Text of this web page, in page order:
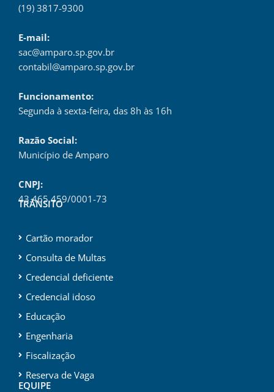
(19) 3817-9300
E-mail:
sac@amparo.sp.gov.br
contabil@amparo.sp.gov.br
Funcionamento:
Segunda à sexta-feira, das 8h às 16h
Razão Social:
Município de Amparo
CNPJ:
43.465.459/0001-73
TRÂNSITO
Cartão morador
Consulta de Multas
Credencial deficiente
Credencial idoso
Educação
Engenharia
Fiscalização
Reserva de Vaga
EQUIPE